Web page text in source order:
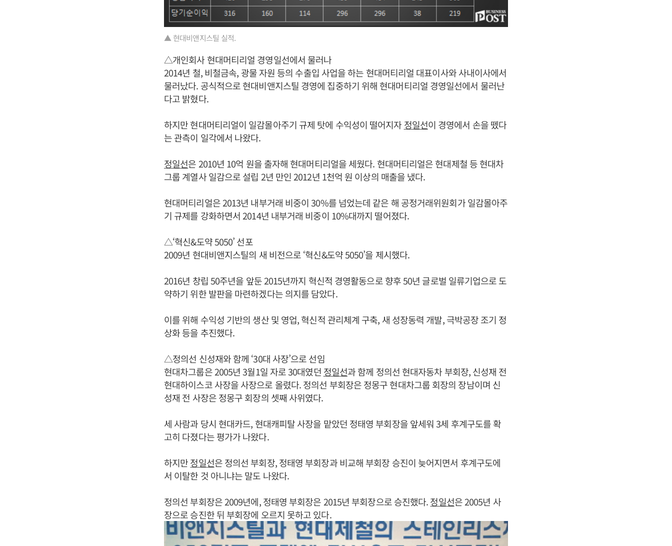
▲ 현대비앤지스틸 실적.
△개인회사 현대머티리얼 경영일선에서 물러나
2014년 철, 비철금속, 광물 자원 등의 수출입 사업을 하는 현대머티리얼 대표이사와 사내이사에서
물러났다. 공식적으로 현대비앤지스틸 경영에 집중하기 위해 현대머티리얼 경영일선에서 물러난
다고 밝혔다.
하지만 현대머티리얼이 일감몰아주기 규제 탓에 수익성이 떨어지자 정일선이 경영에서 손을 뗐다
는 관측이 일각에서 나왔다.
정일선은 2010년 10억 원을 출자해 현대머티리얼을 세웠다. 현대머티리얼은 현대제철 등 현대차
그룹 계열사 일감으로 설립 2년 만인 2012년 1천억 원 이상의 매출을 냈다.
현대머티리얼은 2013년 내부거래 비중이 30%를 넘었는데 같은 해 공정거래위원회가 일감몰아주
기 규제를 강화하면서 2014년 내부거래 비중이 10%대까지 떨어졌다.
△‘혁신&도약 5050’ 선포
2009년 현대비앤지스틸의 새 비전으로 ‘혁신&도약 5050’을 제시했다.
2016년 창립 50주년을 앞둔 2015년까지 혁신적 경영활동으로 향후 50년 글로벌 일류기업으로 도
약하기 위한 발판을 마련하겠다는 의지를 담았다.
이를 위해 수익성 기반의 생산 및 영업, 혁신적 관리체계 구축, 새 성장동력 개발, 극박공장 조기 정
상화 등을 추진했다.
△정의선 신성재와 함께 ‘30대 사장’으로 선임
현대차그룹은 2005년 3월1일 자로 30대였던 정일선과 함께 정의선 현대자동차 부회장, 신성재 전
현대하이스코 사장을 사장으로 올렸다. 정의선 부회장은 정몽구 현대차그룹 회장의 장남이며 신
성재 전 사장은 정몽구 회장의 셋째 사위였다.
세 사람과 당시 현대카드, 현대캐피탈 사장을 맡았던 정태영 부회장을 앞세워 3세 후계구도를 확
고히 다졌다는 평가가 나왔다.
하지만정일선은 정의선 부회장, 정태영 부회장과 비교해 부회장 승진이 늦어지면서 후계구도에
서 이탈한 것 아니냐는 말도 나왔다.
정의선 부회장은 2009년에, 정태영 부회장은 2015년 부회장으로 승진했다.정일선은 2005년 사
장으로 승진한 뒤 부회장에 오르지 못하고 있다.